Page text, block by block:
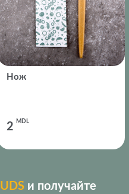
Нож
2 MDL
UDS и получайте